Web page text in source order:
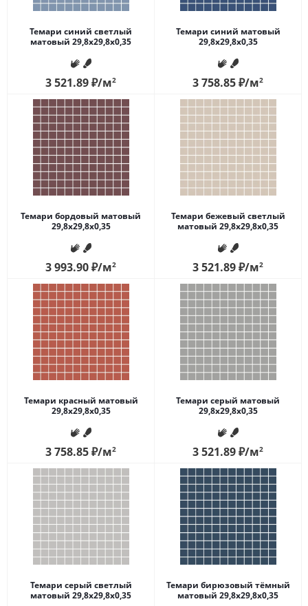
Темари синий светлый
матовый 29,8x29,8x0,35
3 521.89₽/м2
Темари синий матовый
29,8x29,8x0,35
3 758.85₽/м2
Темари бордовый матовый
29,8x29,8x0,35
3 993.90₽/м2
Темари бежевый светлый
матовый 29,8x29,8x0,35
3 521.89₽/м2
Темари красный матовый
29,8x29,8x0,35
3 758.85₽/м2
Темари серый матовый
29,8x29,8x0,35
3 521.89₽/м2
Темари серый светлый
матовый 29,8x29,8x0,35
Темари бирюзовый тёмный
матовый 29,8x29,8x0,35